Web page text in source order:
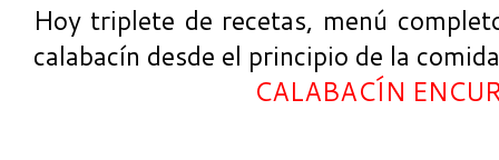
Hoy triplete de recetas, menú
calabacín desde el principio de la
CALABACÍN